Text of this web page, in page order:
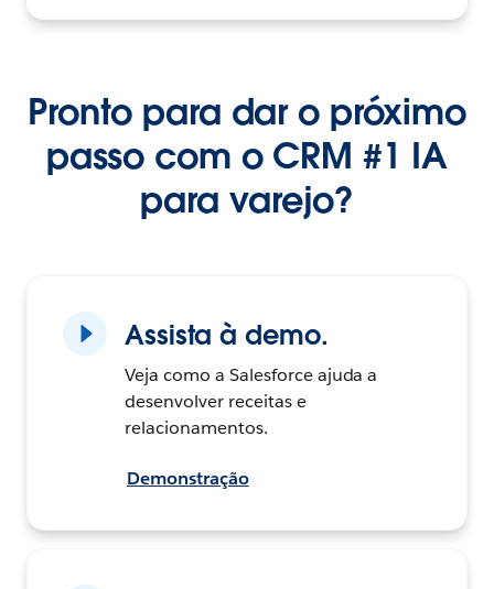
Pronto para dar o próximo
passo com o CRM #1 IA
para varejo?
Assista à demo.
Veja como a Salesforce ajuda a
desenvolver receitas e
relacionamentos.
Demonstração